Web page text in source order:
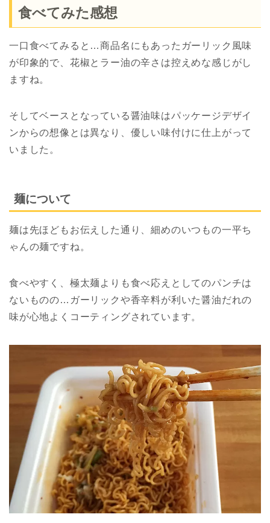
食べてみた感想
一口食べてみると…商品名にもあったガーリック風味
が印象的で、花椒とラー油の辛さは控えめな感じがし
ますね。
そしてベースとなっている醤油味はパッケージデザイ
ンからの想像とは異なり、優しい味付けに仕上がって
いました。
麺について
麺は先ほどもお伝えした通り、細めのいつもの一平ち
ゃんの麺ですね。
食べやすく、極太麺よりも食べ応えとしてのパンチは
ないものの…ガーリックや香辛料が利いた醤油だれの
味が心地よくコーティングされています。